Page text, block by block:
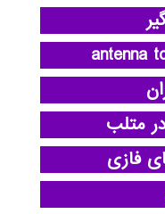
متلب
فازی